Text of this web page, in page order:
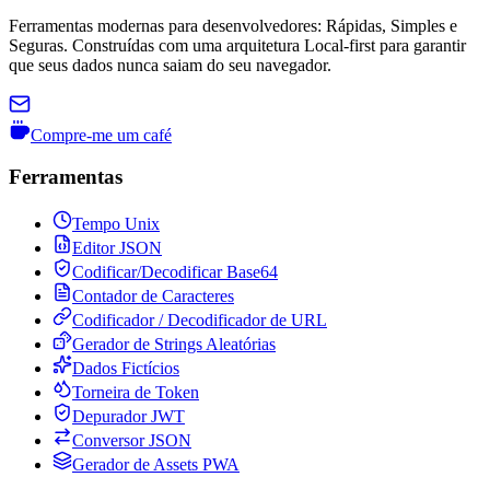
Ferramentas modernas para desenvolvedores: Rápidas, Simples e
Seguras. Construídas com uma arquitetura Local-first para garantir
que seus dados nunca saiam do seu navegador.
Compre-me um café
Ferramentas
Tempo Unix
Editor JSON
Codificar/Decodificar Base64
Contador de Caracteres
Codificador / Decodificador de URL
Gerador de Strings Aleatórias
Dados Fictícios
Torneira de Token
Depurador JWT
Conversor JSON
Gerador de Assets PWA